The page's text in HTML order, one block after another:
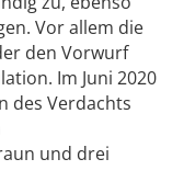
Vor allem die
den Vorwurf
Im Juni 2020
des Verdachts
und drei